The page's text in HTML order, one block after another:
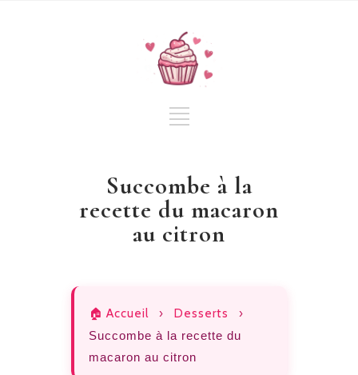
Succombe à la
recette du macaron
au citron
🏠 Accueil › Desserts
›
Succombe à la recette du
macaron au citron